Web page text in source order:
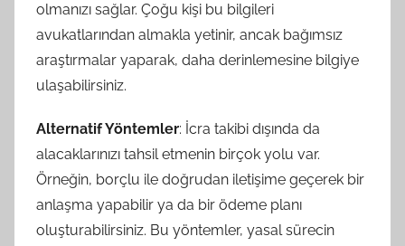
olmanızı sağlar. Çoğu kişi bu bilgileri
avukatlarından almakla yetinir, ancak bağımsız
araştırmalar yaparak, daha derinlemesine bilgiye
ulaşabilirsiniz.
Alternatif Yöntemler: İcra takibi dışında da
alacaklarınızı tahsil etmenin birçok yolu var.
Örneğin, borçlu ile doğrudan iletişime geçerek bir
anlaşma yapabilir ya da bir ödeme planı
oluşturabilirsiniz. Bu yöntemler, yasal sürecin